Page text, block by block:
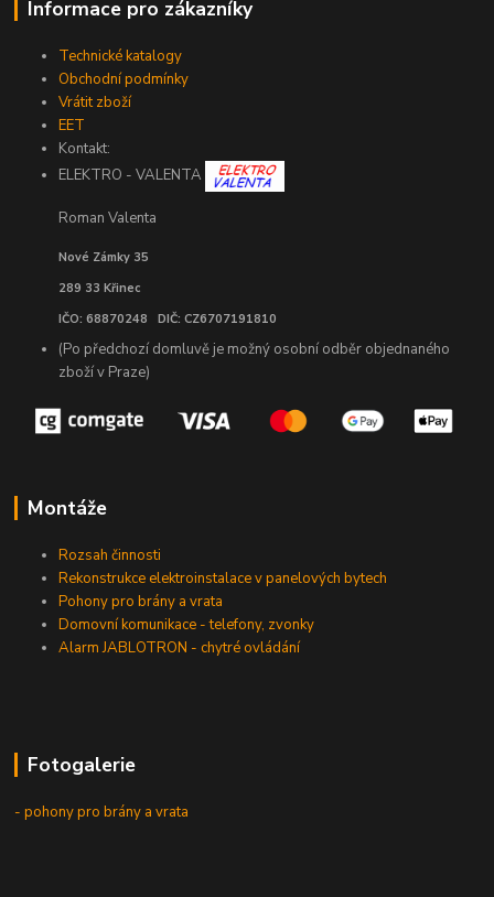
Informace pro zákazníky
Technické katalogy
Obchodní podmínky
Vrátit zboží
EET
Kontakt:
ELEKTRO - VALENTA
Roman Valenta
Nové Zámky 35
289 33 Křinec
IČO: 68870248 DIČ: CZ6707191810
(Po předchozí domluvě je možný osobní odběr objednaného
zboží v Praze)
Montáže
Rozsah činnosti
Rekonstrukce elektroinstalace v panelových bytech
Pohony pro brány a vrata
Domovní komunikace - telefony, zvonky
Alarm JABLOTRON - chytré ovládání
Fotogalerie
- pohony pro brány a vrata